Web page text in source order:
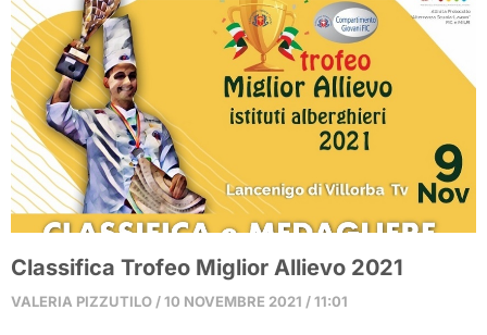
Classifica Trofeo Miglior Allievo 2021
VALERIA PIZZUTILO 10 NOVEMBRE 2021 11:01